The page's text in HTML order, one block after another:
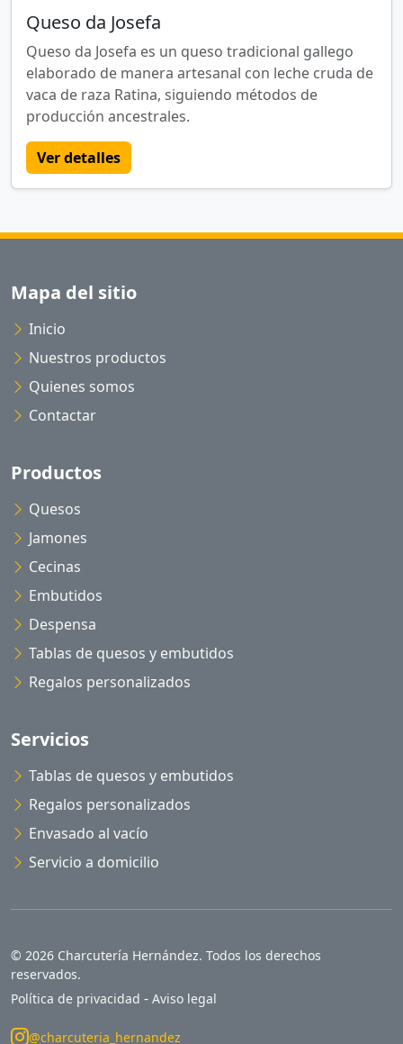
Queso da Josefa
Queso da Josefa es un queso tradicional gallego
elaborado de manera artesanal con leche cruda de
vaca de raza Ratina, siguiendo métodos de
producción ancestrales.
Ver detalles
Mapa del sitio
Inicio
Nuestros productos
Quienes somos
Contactar
Productos
Quesos
Jamones
Cecinas
Embutidos
Despensa
Tablas de quesos y embutidos
Regalos personalizados
Servicios
Tablas de quesos y embutidos
Regalos personalizados
Envasado al vacío
Servicio a domicilio
© 2026 Charcutería Hernández. Todos los derechos
reservados.
Política de privacidad - Aviso legal
@charcuteria_hernandez